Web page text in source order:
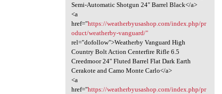
Semi-Automatic Shotgun 24″ Barrel Black</a>
<a
href="https://weatherbyusashop.com/index.php/pr
oduct/weatherby-vanguard/"
rel="dofollow">Weatherby Vanguard High
Country Bolt Action Centerfire Rifle 6.5
Creedmoor 24″ Fluted Barrel Flat Dark Earth
Cerakote and Camo Monte Carlo</a>
<a
href="https://weatherbyusashop.com/index.php/pr